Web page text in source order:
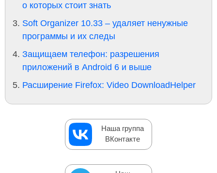
о которых стоит знать
Soft Organizer 10.33 – удаляет ненужные
программы и их следы
Защищаем телефон: разрешения
приложений в Android 6 и выше
Расширение Firefox: Video DownloadHelper
Наша группа
ВКонтакте